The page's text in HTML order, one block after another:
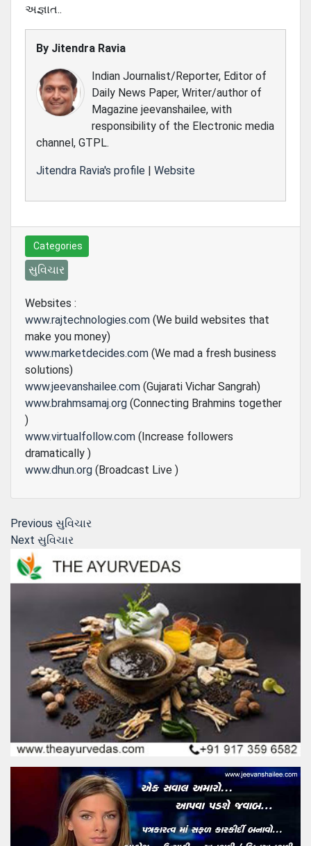
અજ્ઞાત..
By Jitendra Ravia
Indian Journalist/Reporter, Editor of
Daily News Paper, Writer/author of
Magazine jeevanshailee, with
responsibility of the Electronic media
channel, GTPL.
Jitendra Ravia's profile | Website
Categories
સુવિચાર
Websites :
www.rajtechnologies.com (We build websites that
make you money)
www.marketdecides.com (We mad a fresh business
solutions)
www.jeevanshailee.com (Gujarati Vichar Sangrah)
www.brahmsamaj.org (Connecting Brahmins together
)
www.virtualfollow.com (Increase followers
dramatically )
www.dhun.org (Broadcast Live )
Post
navigation
Previous Previous
post:
સુવિચાર
Next Next
સુવિચાર